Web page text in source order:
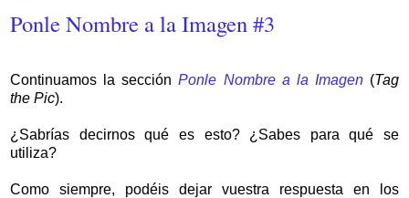
Ponle Nombre a la Imagen #3
Continuamos la secciónPonle Nombre a la Imagen(Tag
the Pic).
¿Sabrías decirnos qué es esto? ¿Sabes para qué se
utiliza?
Como siempre, podéis dejar vuestra respuesta en los